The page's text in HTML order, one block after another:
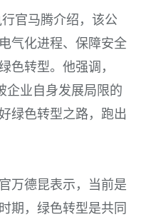
官马腾介绍，该公
气化进程、保障安全
色转型。他强调，
企业自身发展局限的
绿色转型之路，跑出
万德昆表示，当前是
期，绿色转型是共同